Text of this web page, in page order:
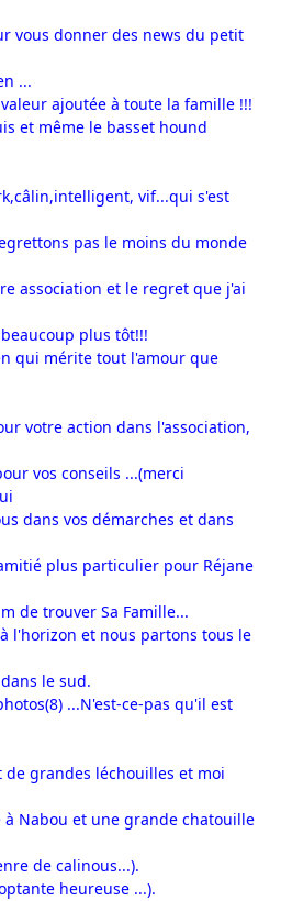
vous donner des news du petit
...
ajoutée à toute la famille !!!
et même le basset hound
vif...qui s'est
pas le moins du monde
association et le regret que j'ai
plus tôt!!!
qui mérite tout l'amour que
votre action dans l'association,
vos conseils ...(merci
dans vos démarches et dans
plus particulier pour Réjane
de trouver Sa Famille...
l'horizon et nous partons tous le
le sud.
...N'est-ce-pas qu'il est
de grandes léchouilles et moi
à Nabou et une grande chatouille
de calinous...).
heureuse ...).